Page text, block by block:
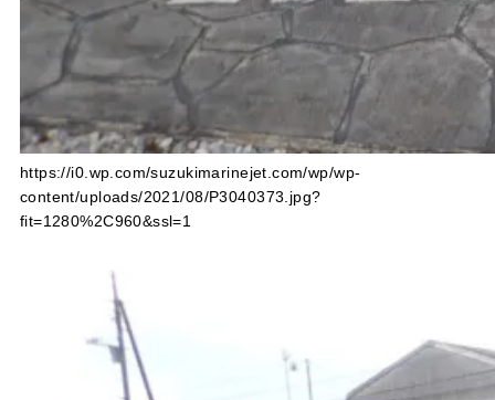
https://i0.wp.com/suzukimarinejet.com/wp/wp-
content/uploads/2021/08/P3040373.jpg?
fit=1280%2C960&ssl=1